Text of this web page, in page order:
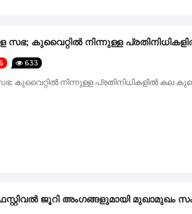
കുവൈറ്റിൽ നിന്നുള്ള
633
നിന്നുള്ള പ്രതിനിധികളിൽ കല
ജൂറി അംഗങ്ങളുമായി മുഖാമുഖം